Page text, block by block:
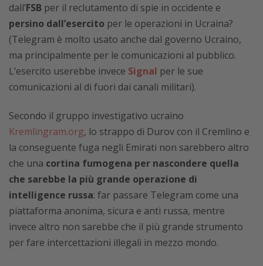
dall’FSB per il reclutamento di spie in occidente e
persino dall’esercito per le operazioni in Ucraina?
(Telegram è molto usato anche dal governo Ucraino,
ma principalmente per le comunicazioni al pubblico.
L’esercito userebbe invece Signal per le sue
comunicazioni al di fuori dai canali militari).
Secondo il gruppo investigativo ucraino
Kremlingram.org, lo strappo di Durov con il Cremlino e
la conseguente fuga negli Emirati non sarebbero altro
che una cortina fumogena per nascondere quella
che sarebbe la più grande operazione di
intelligence russa: far passare Telegram come una
piattaforma anonima, sicura e anti russa, mentre
invece altro non sarebbe che il più grande strumento
per fare intercettazioni illegali in mezzo mondo.